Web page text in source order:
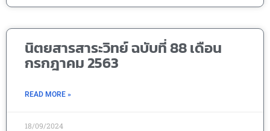
นิตยสารสาระวิทย์ ฉบับที่ 88 เดือน
กรกฎาคม 2563
READ MORE »
18/09/2024